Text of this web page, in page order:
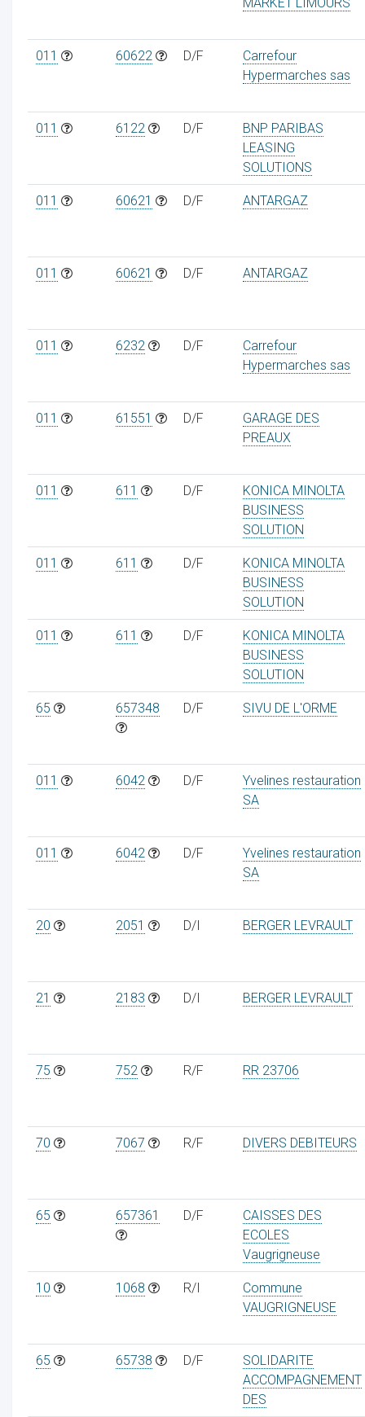
011 60622 D/F
Carrefour
Hypermarches sas
011 6122 D/F
BNP PARIBAS
LEASING
SOLUTIONS
011 60621 D/F ANTARGAZ
011 60621 D/F ANTARGAZ
011 6232 D/F
Carrefour
Hypermarches sas
011 61551 D/F
GARAGE DES
PREAUX
011 611 D/F
KONICA MINOLTA
BUSINESS
SOLUTION
011 611 D/F
KONICA MINOLTA
BUSINESS
SOLUTION
011 611 D/F
KONICA MINOLTA
BUSINESS
SOLUTION
65 657348 D/F SIVU DE L'ORME
011 6042 D/F
Yvelines restauration
SA
011 6042 D/F
Yvelines restauration
SA
20 2051 D/I BERGER LEVRAULT
21 2183 D/I BERGER LEVRAULT
75 752 R/F RR 23706
70 7067 R/F DIVERS DEBITEURS
65 657361 D/F
CAISSES DES
ECOLES
Vaugrigneuse
10 1068 R/I
Commune
VAUGRIGNEUSE
65 65738 D/F
SOLIDARITE
ACCOMPAGNEMENT
DES